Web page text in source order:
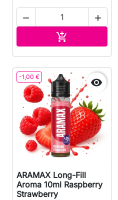
 

-1,00 € 
ARAMAX Long-Fill
Aroma 10ml Raspberry
Strawberry